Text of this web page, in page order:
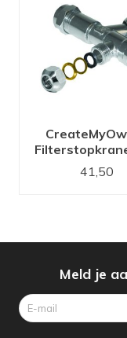
41,50
Meld je